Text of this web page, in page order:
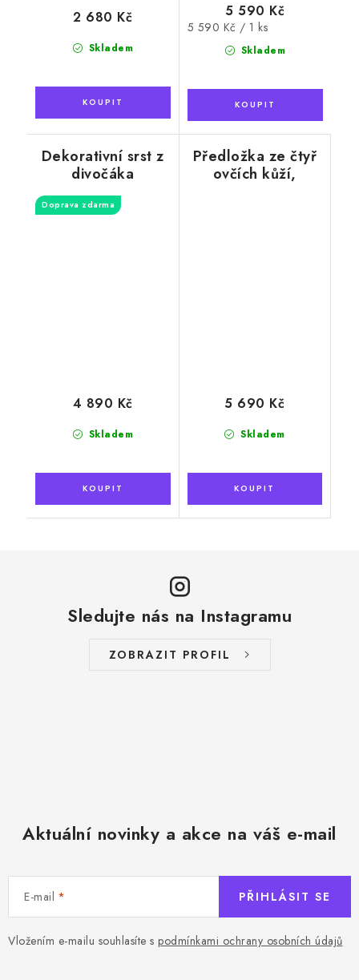
Skladem
2 680 Kč
Skladem
5 590 Kč
Měrná
5 590 Kč / 1 ks
Dekorativní srst z
divočáka
Doprava zdarma
Skladem
4 890 Kč
Předložka ze čtyř
ovčích kůží,
Skladem
5 690 Kč
Sledujte nás na Instagramu
ZOBRAZIT PROFIL
Aktuální novinky a akce na váš e-mail
E-mail
Vložením e-mailu souhlasíte s podmínkami ochrany osobních údajů
PŘIHLÁSIT SE